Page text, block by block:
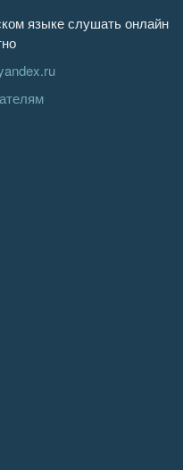
языке слушать онлайн